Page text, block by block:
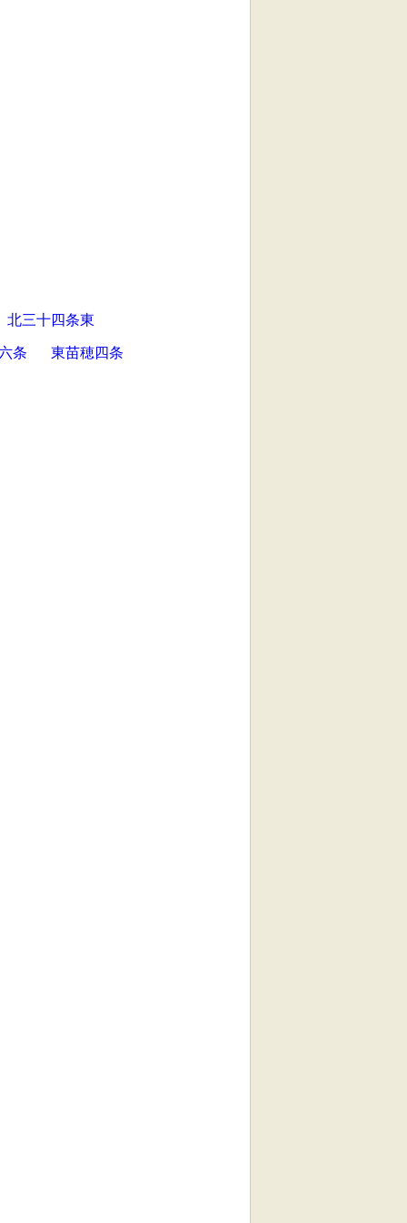
北三十四条東
条 東苗穂四条